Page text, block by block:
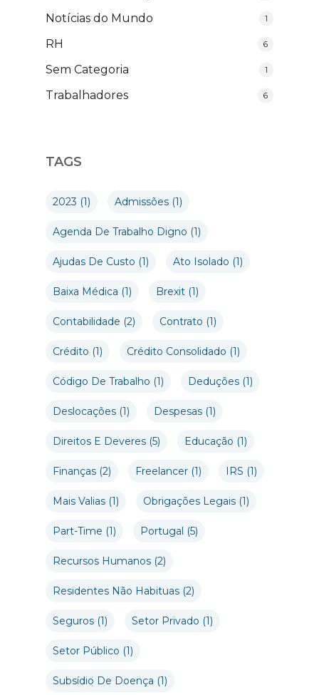
Notícias do Mundo 1
RH 6
Sem Categoria 1
Trabalhadores 6
TAGS
2023 (1) Admissões (1)
Agenda De Trabalho Digno (1)
Ajudas De Custo (1) Ato Isolado (1)
Baixa Médica (1) Brexit (1)
Contabilidade (2) Contrato (1)
Crédito (1) Crédito Consolidado (1)
Código De Trabalho (1) Deduções (1)
Deslocações (1) Despesas (1)
Direitos E Deveres (5) Educação (1)
Finanças (2) Freelancer (1) IRS (1)
Mais Valias (1) Obrigações Legais (1)
Part-Time (1) Portugal (5)
Recursos Humanos (2)
Residentes Não Habituas (2)
Seguros (1) Setor Privado (1)
Setor Público (1)
Subsídio De Doença (1)